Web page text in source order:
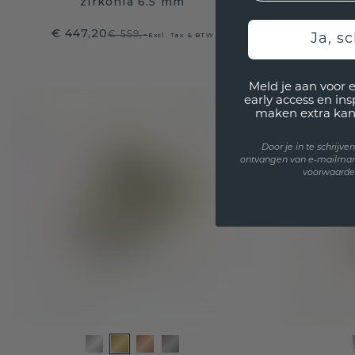
€ 447,20€ 559,-Excl. Tax & BTW €
Ja,
Meld je aan voor
early access en
maken extra
Door je in te
ontvangen van e-